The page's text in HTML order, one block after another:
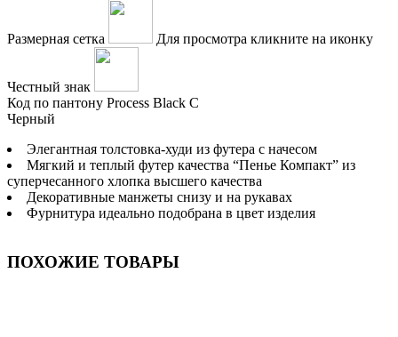
Размерная сетка Для просмотра кликните на иконку
Честный знак
Код по пантону Process Black C
Черный
Элегантная толстовка-худи из футера с начесом
Мягкий и теплый футер качества “Пенье Компакт” из
суперчесанного хлопка высшего качества
Декоративные манжеты снизу и на рукавах
Фурнитура идеально подобрана в цвет изделия
ПОХОЖИЕ ТОВАРЫ